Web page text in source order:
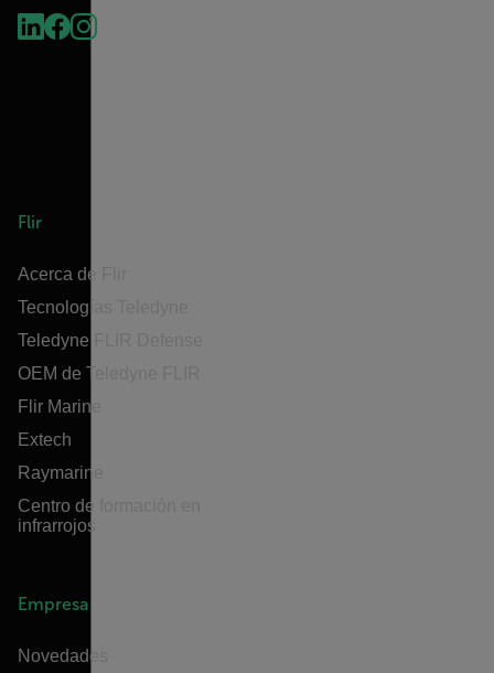
Flir
Acerca de Flir
Tecnologías Teledyne
Teledyne FLIR Defense
OEM de Teledyne FLIR
Flir Marine
Extech
Raymarine
Centro de formación en
infrarrojos
Empresa
Novedades